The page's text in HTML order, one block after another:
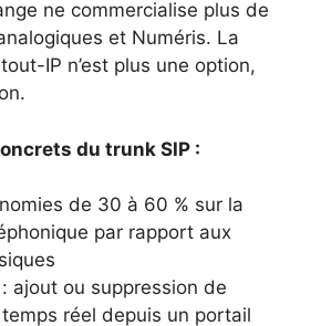
ne commercialise plus de
et Numéris. La
IP n’est plus une option,
du trunk SIP :
de 30 à 60 % sur la
par rapport aux
: ajout ou suppression de
réel depuis un portail